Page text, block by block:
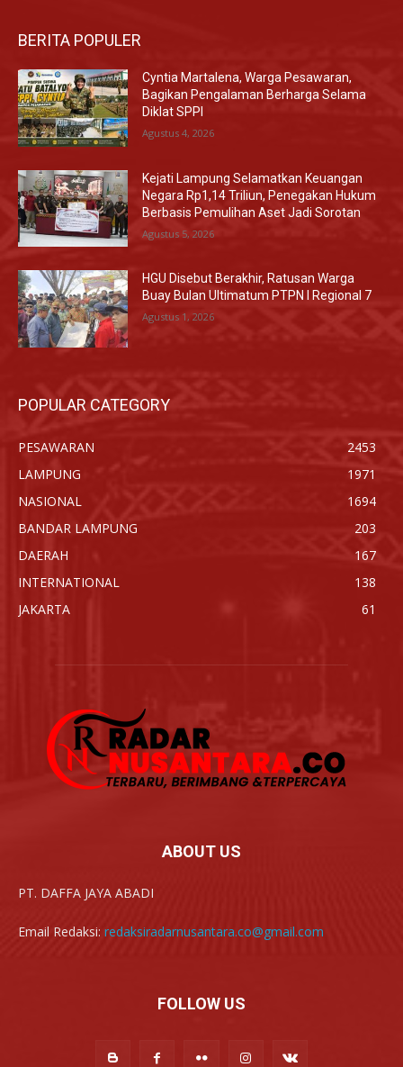
BERITA POPULER
Cyntia Martalena, Warga Pesawaran,
Bagikan Pengalaman Berharga Selama
Diklat SPPI
Agustus 4, 2026
Kejati Lampung Selamatkan Keuangan
Negara Rp1,14 Triliun, Penegakan Hukum
Berbasis Pemulihan Aset Jadi Sorotan
Agustus 5, 2026
HGU Disebut Berakhir, Ratusan Warga
Buay Bulan Ultimatum PTPN I Regional 7
Agustus 1, 2026
POPULAR CATEGORY
PESAWARAN
2453
LAMPUNG
1971
NASIONAL
1694
BANDAR LAMPUNG
203
DAERAH
167
INTERNATIONAL
138
JAKARTA
61
ABOUT US
PT. DAFFA JAYA ABADI
Email Redaksi: redaksiradarnusantara.co@gmail.com
FOLLOW US